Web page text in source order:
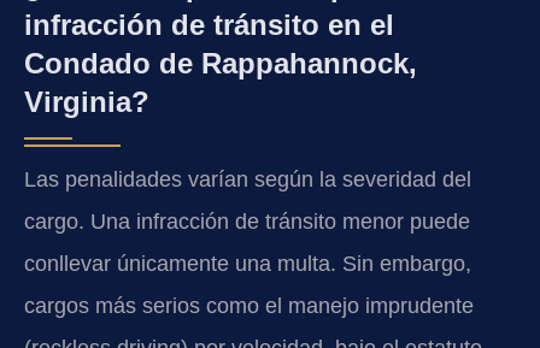
infracción de tránsito en el
Condado de Rappahannock,
Virginia?
Las penalidades varían según la severidad del
cargo. Una infracción de tránsito menor puede
conllevar únicamente una multa. Sin embargo,
cargos más serios como el manejo imprudente